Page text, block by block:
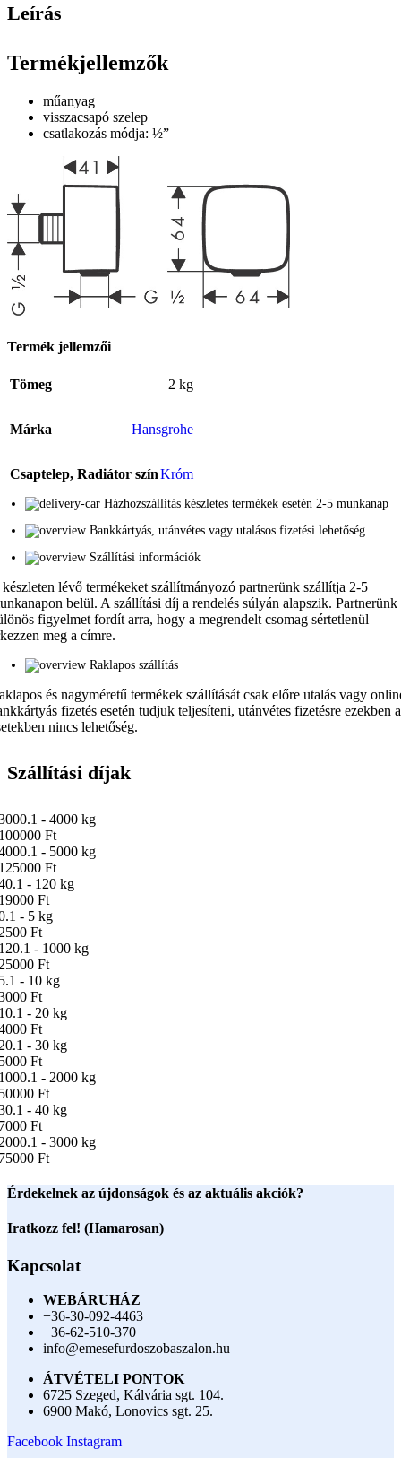
Leírás
Termékjellemzők
műanyag
visszacsapó szelep
csatlakozás módja: ½”
Termék jellemzői
Tömeg 2 kg
Márka Hansgrohe
Csaptelep, Radiátor színKróm
Házhozszállítás készletes termékek esetén 2-5 munkanap
Bankkártyás, utánvétes vagy utalásos fizetési lehetőség
Szállítási információk
lévő termékeket szállítmányozó partnerünk szállítja 2-5
belül. A szállítási díj a rendelés súlyán alapszik. Partnerünk
figyelmet fordít arra, hogy a megrendelt csomag sértetlenül
meg a címre.
Raklapos szállítás
és nagyméretű termékek szállítását csak előre utalás vagy
fizetés esetén tudjuk teljesíteni, utánvétes fizetésre ezekben
nincs lehetőség.
Szállítási díjak
- 4000 kg
Ft
- 5000 kg
Ft
- 120 kg
Ft
- 5 kg
Ft
- 1000 kg
Ft
- 10 kg
Ft
- 20 kg
Ft
- 30 kg
Ft
- 2000 kg
Ft
- 40 kg
Ft
- 3000 kg
Ft
Érdekelnek az újdonságok és az aktuális akciók?
Iratkozz fel! (Hamarosan)
Kapcsolat
WEBÁRUHÁZ
+36-30-092-4463
+36-62-510-370
info@emesefurdoszobaszalon.hu
ÁTVÉTELI PONTOK
6725 Szeged, Kálvária sgt. 104.​
6900 Makó, Lonovics sgt. 25.
Facebook Instagram